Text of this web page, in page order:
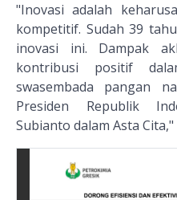
"Inovasi adalah
kompetitif. Sudah 39
inovasi ini. Dampak
kontribusi positif
swasembada pangan
Presiden Republik
Subianto dalam Asta